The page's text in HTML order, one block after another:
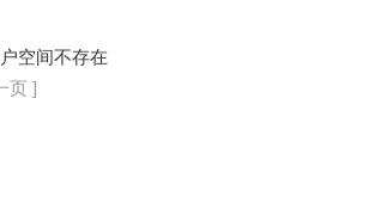
空间不存在
页 ]